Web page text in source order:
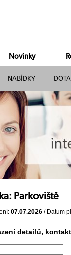
Novinky
NABÍDKY
Parkoviště
07.07.2026 / Datum
detailů,